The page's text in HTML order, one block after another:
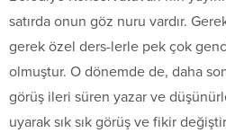
satırda onun göz nuru vardır.
gerek özel ders-lerle pek çok
olmuştur. O dönemde de, daha
görüş ileri süren yazar ve
uyarak sık sık görüş ve fikir